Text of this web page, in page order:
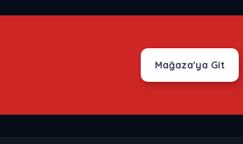
Mağaza'ya Git